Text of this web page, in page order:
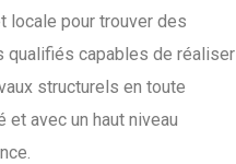
locale pour trouver des
qualifiés capables de réaliser
structurels en toute
et avec un haut niveau